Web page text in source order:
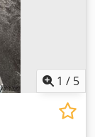
1 / 5